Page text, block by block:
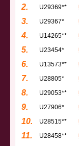
2. U29369**
3. U29367*
4. U14265**
5. U23454*
6. U13573**
7. U28805*
8. U29053**
9. U27906*
10. U28515**
11. U28458**